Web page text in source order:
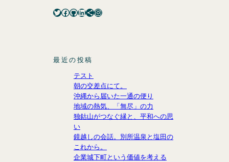
Twitter Facebook GitHub LinkedIn Share Icon Instagram
最近の投稿
テスト
朝の交差点にて。
沖縄から届いた一通の便り
地域の熱気、「無尽」の力
独鈷山がつなぐ縁と、平和への思
い
鏡越しの会話。別所温泉と塩田の
これから。
企業城下町という価値を考える